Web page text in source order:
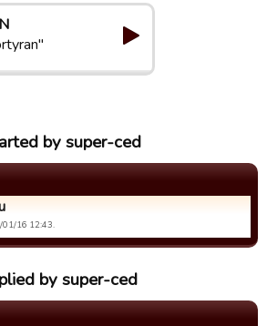
by super-ced
01/16 12:43.
by super-ced